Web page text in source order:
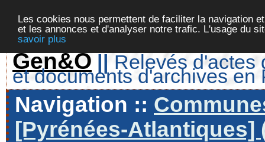
Les cookies nous permettent de faciliter la navigation
et les annonces et d'analyser notre trafic. L'usage du
savoir plus
Gen&O || Relevés d'actes
et documents d'archives en
Navigation ::
[Pyrénées-Atlantiques]